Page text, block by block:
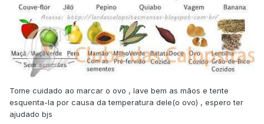
Tome cuidado ao marcar o ovo , lave bem as mãos e tente
esquenta-la por causa da temperatura dele(o ovo) , espero ter
ajudado bjs